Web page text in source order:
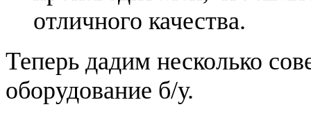
отличного качества.
Теперь дадим несколько
оборудование б/у.